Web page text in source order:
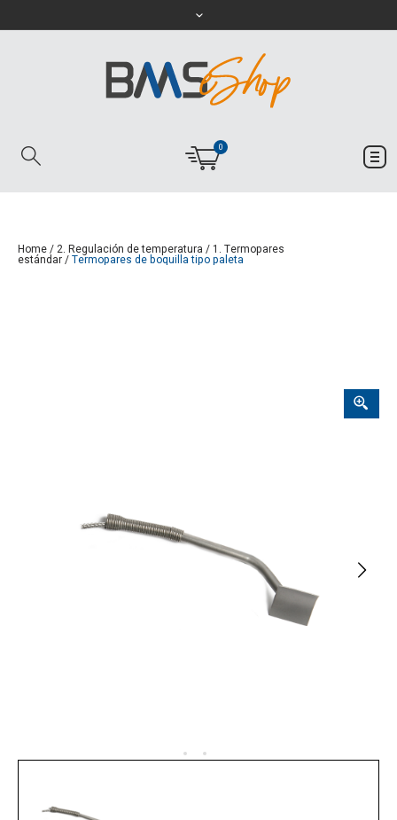
0
Home/2. Regulación de temperatura /1. Termopares
estándar/Termopares de boquilla tipo paleta